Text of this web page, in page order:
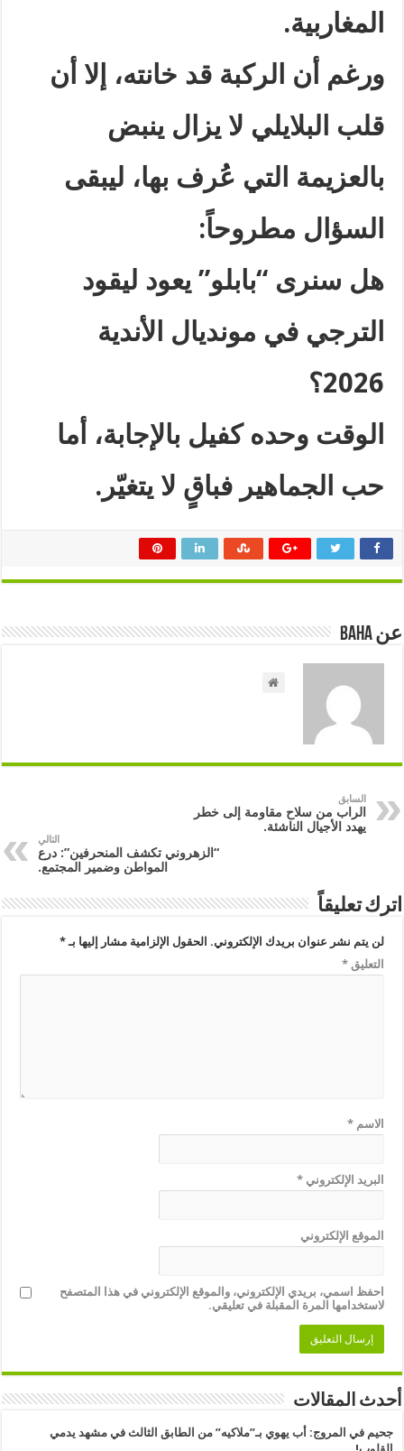
المغاربية.
ورغم أن الركبة قد خانته، إلا أن
قلب البلايلي لا يزال ينبض
بالعزيمة التي عُرف بها، ليبقى
السؤال مطروحاً:
هل سنرى “بابلو” يعود ليقود
الترجي في مونديال الأندية
2026؟
الوقت وحده كفيل بالإجابة، أما
حب الجماهير فباقٍ لا يتغيّر .
عن Baha
السابق
الراب من سلاح مقاومة إلى خطر
يهدد الأجيال الناشئة.
التالي
“الزهروني تكشف المنحرفين”: درع
المواطن وضمير المجتمع.
اترك تعليقاً
لن يتم نشر عنوان بريدك الإلكتروني. الحقول الإلزامية مشار إليها بـ*
التعليق*
الاسم*
البريد الإلكتروني*
الموقع الإلكتروني
احفظ اسمي، بريدي الإلكتروني، والموقع الإلكتروني في هذا المتصفح
لاستخدامها المرة المقبلة في تعليقي.
أحدث المقالات
جحيم في المروج: أب يهوي بـ”ملاكيه” من الطابق الثالث في مشهد يدمي